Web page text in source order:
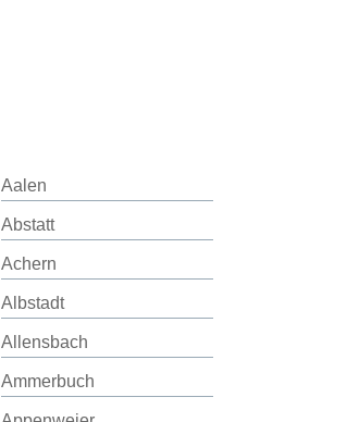
Aalen
Abstatt
Achern
Albstadt
Allensbach
Ammerbuch